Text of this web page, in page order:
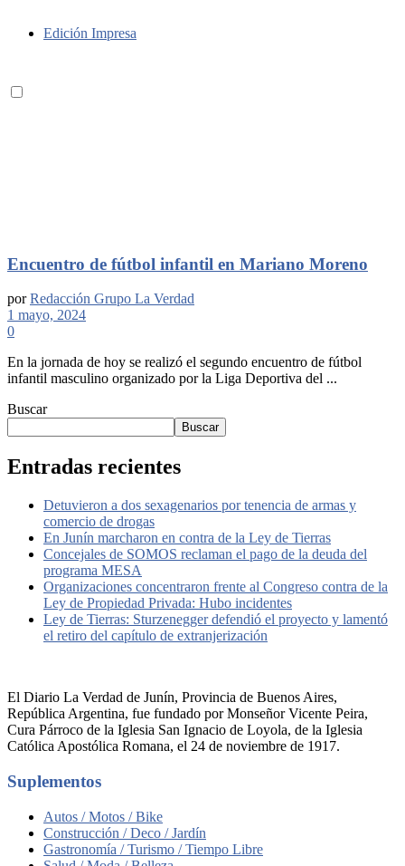
Edición Impresa
Encuentro de fútbol infantil en Mariano Moreno
por Redacción Grupo La Verdad
1 mayo, 2024
0
En la jornada de hoy se realizó el segundo encuentro de fútbol
infantil masculino organizado por la Liga Deportiva del ...
Buscar
Buscar
Entradas recientes
Detuvieron a dos sexagenarios por tenencia de armas y
comercio de drogas
En Junín marcharon en contra de la Ley de Tierras
Concejales de SOMOS reclaman el pago de la deuda del
programa MESA
Organizaciones concentraron frente al Congreso contra de la
Ley de Propiedad Privada: Hubo incidentes
Ley de Tierras: Sturzenegger defendió el proyecto y lamentó
el retiro del capítulo de extranjerización
El Diario La Verdad de Junín, Provincia de Buenos Aires,
República Argentina, fue fundado por Monseñor Vicente Peira,
Cura Párroco de la Iglesia San Ignacio de Loyola, de la Iglesia
Católica Apostólica Romana, el 24 de noviembre de 1917.
Suplementos
Autos / Motos / Bike
Construcción / Deco / Jardín
Gastronomía / Turismo / Tiempo Libre